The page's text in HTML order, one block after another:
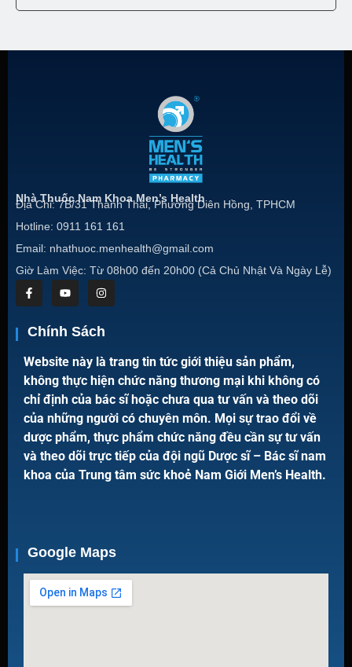
Nhà Thuốc Nam Khoa Men’s Health
Địa Chỉ: 7B/31 Thành Thái, Phường Diên Hồng, TPHCM
Hotline: 0911 161 161
Email: nhathuoc.menhealth@gmail.com
Giờ Làm Việc: Từ 08h00 đến 20h00 (Cả Chủ Nhật Và Ngày Lễ)
Chính Sách
Website này là trang tin tức giới thiệu sản phẩm,
không thực hiện chức năng thương mại khi không có
chỉ định của bác sĩ hoặc chưa qua tư vấn và theo dõi
của những người có chuyên môn. Mọi sự trao đổi về
dược phẩm, thực phẩm chức năng đều cần sự tư vấn
và theo dõi trực tiếp của đội ngũ Dược sĩ – Bác sĩ nam
khoa của Trung tâm sức khoẻ Nam Giới Men’s Health.
Google Maps